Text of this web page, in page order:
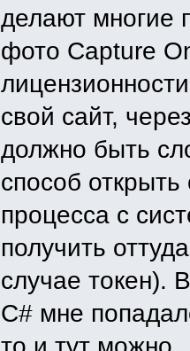
делают многие
фото Capture
свой сайт,
должно быть
способ
процесса с
получить
случае токен).
С# мне